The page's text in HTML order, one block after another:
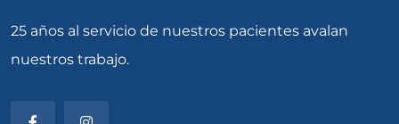
25 años al servicio de nuestros pacientes avalan
nuestros trabajo.